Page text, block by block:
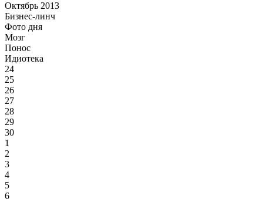
Октябрь 2013
Бизнес-линч
Фото дня
Мозг
Понос
Идиотека
24
25
26
27
28
29
30
1
2
3
4
5
6